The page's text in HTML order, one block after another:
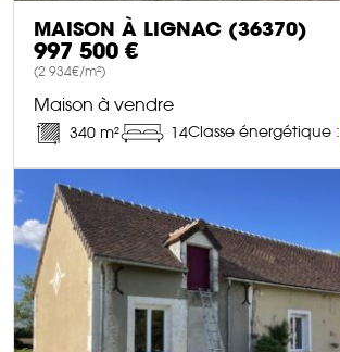
MAISON À LIGNAC (36370)
997 500 €
(2 934€/m²)
Maison à vendre
340 m² 14Classe énergétique :
DÉCOUVRIR CE BIEN